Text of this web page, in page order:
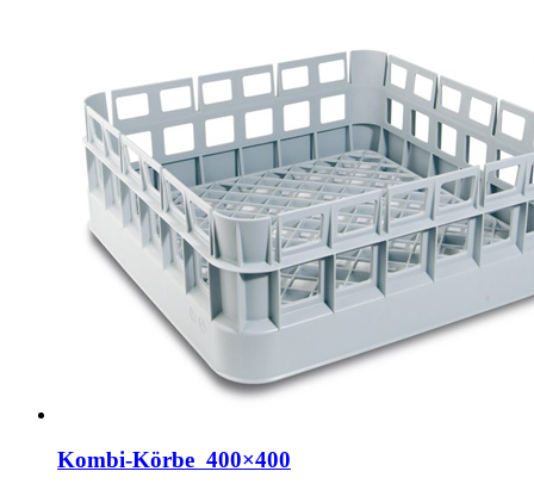
Kombi-Körbe 400×400